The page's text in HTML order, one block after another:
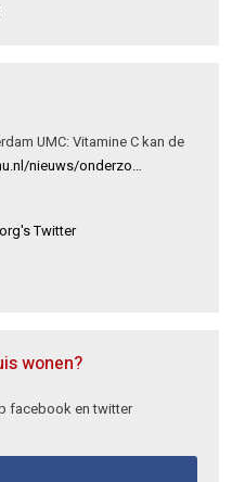
UMC: Vitamine C kan de
nieuws/onderzo…
Twitter
wonen?
facebook en twitter